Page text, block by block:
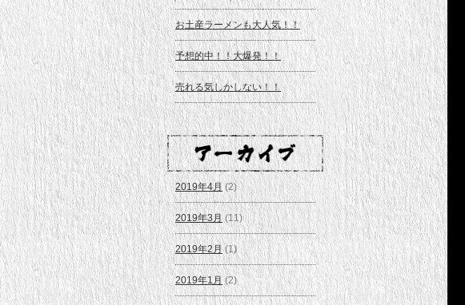
お土産ラーメンも大人気！！
予想的中！！大爆発！！
売れる気しかしない！！
2019年4月(2)
2019年3月 (11)
2019年2月(1)
2019年1月(2)